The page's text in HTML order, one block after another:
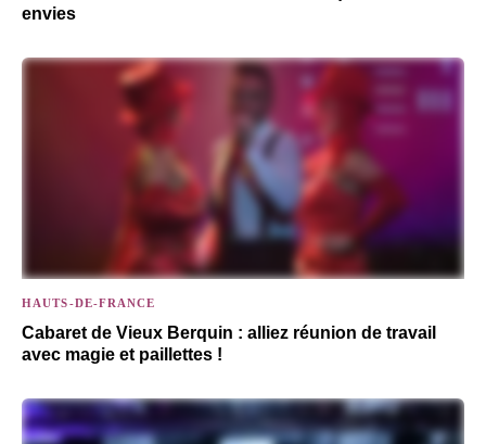
envies
HAUTS-DE-FRANCE
Cabaret de Vieux Berquin : alliez réunion de travail
avec magie et paillettes !